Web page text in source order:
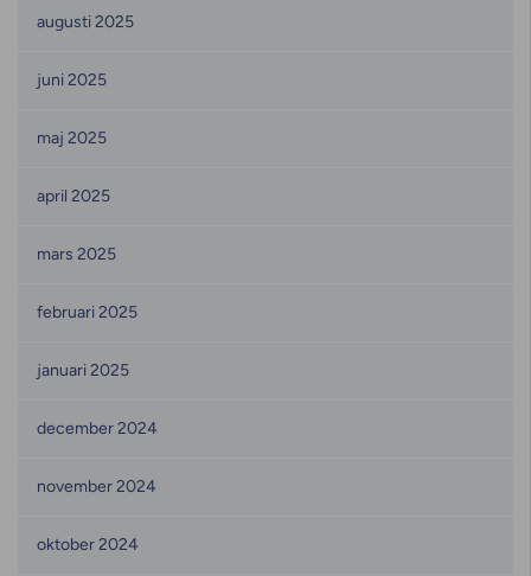
augusti 2025
juni 2025
maj 2025
april 2025
mars 2025
februari 2025
januari 2025
december 2024
november 2024
oktober 2024